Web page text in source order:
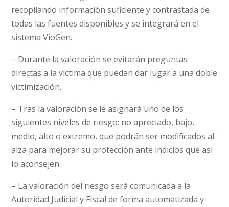
recopilando información suficiente y contrastada de
todas las fuentes disponibles y se integrará en el
sistema VioGen.
– Durante la valoración se evitarán preguntas
directas a la víctima que puedan dar lugar a una doble
victimización.
– Tras la valoración se le asignará uno de los
siguientes niveles de riesgo: no apreciado, bajo,
medio, alto o extremo, que podrán ser modificados al
alza para mejorar su protección ante indicios que así
lo aconsejen.
– La valoración del riesgo será comunicada a la
Autoridad Judicial y Fiscal de forma automatizada y